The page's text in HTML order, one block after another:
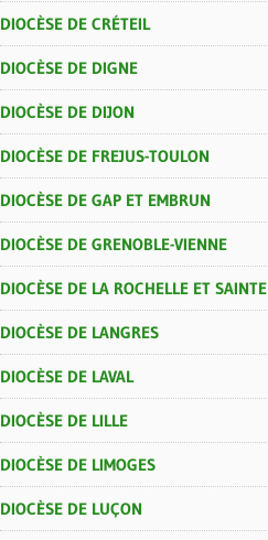
DIOCÈSE DE CRÉTEIL
DIOCÈSE DE DIGNE
DIOCÈSE DE DIJON
DIOCÈSE DE FREJUS-TOULON
DIOCÈSE DE GAP ET EMBRUN
DIOCÈSE DE GRENOBLE-VIENNE
DIOCÈSE DE LA ROCHELLE ET SAINTE
DIOCÈSE DE LANGRES
DIOCÈSE DE LAVAL
DIOCÈSE DE LILLE
DIOCÈSE DE LIMOGES
DIOCÈSE DE LUÇON